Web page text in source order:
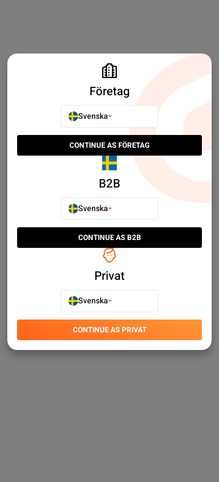
Företag
Svenska
CONTINUE AS FÖRETAG
B2B
Svenska
CONTINUE AS B2B
Privat
Svenska
CONTINUE AS PRIVAT